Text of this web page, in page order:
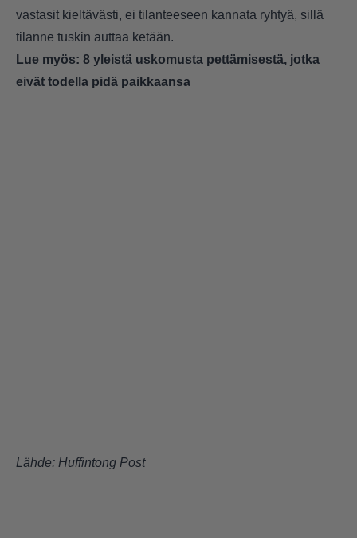
vastasit kieltävästi, ei tilanteeseen kannata ryhtyä, sillä
tilanne tuskin auttaa ketään.
Lue myös: 8 yleistä uskomusta pettämisestä, jotka
eivät todella pidä paikkaansa
Lähde: Huffintong Post